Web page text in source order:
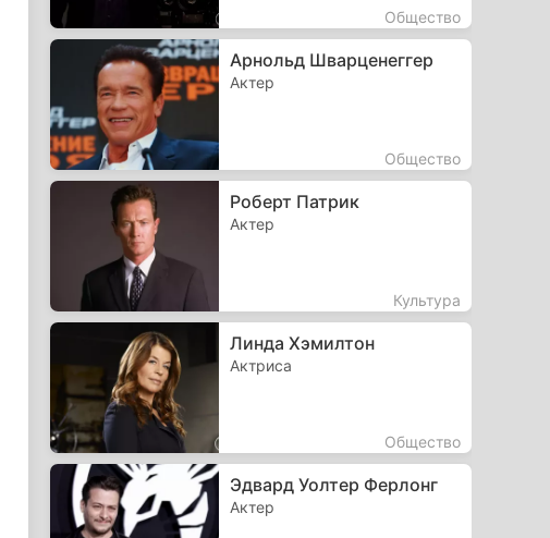
Общество
Арнольд Шварценеггер
Актер
Общество
Роберт Патрик
Актер
Культура
Линда Хэмилтон
Актриса
Общество
Эдвард Уолтер Ферлонг
Актер